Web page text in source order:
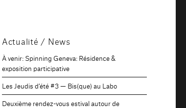
Actualité / News
À venir: Spinning Geneva: Résidence &
exposition participative
Les Jeudis d’été #3 — Bis(que) au Labo
Deuxième rendez-vous estival autour de